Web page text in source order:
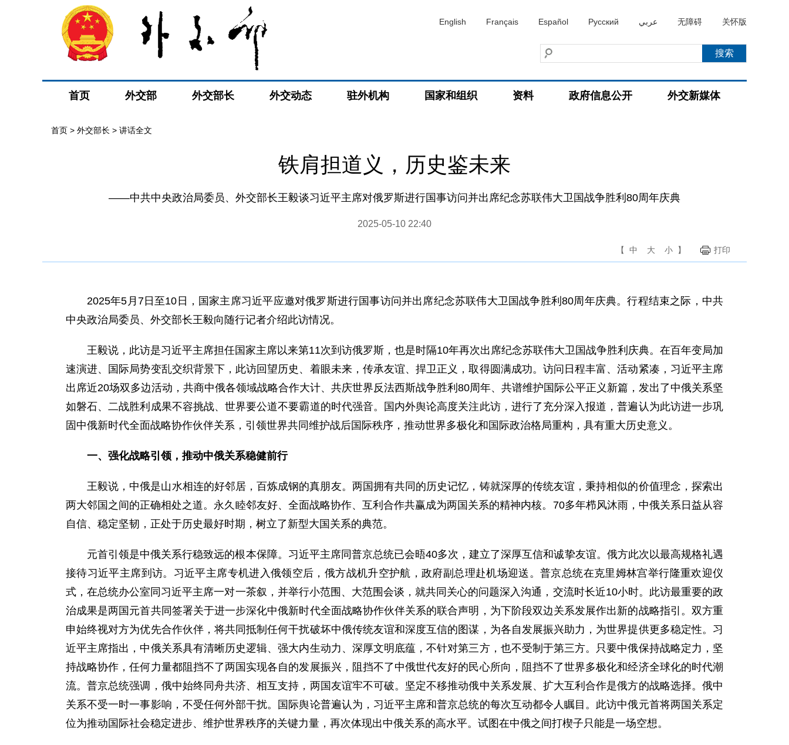
English Français Español Русский عربي 无障碍 关怀版
首页 外交部 外交部长 外交动态 驻外机构 国家和组织 资料 政府信息公开 外交新媒体
首页 > 外交部长 > 讲话全文
铁肩担道义，历史鉴未来
​——中共中央政治局委员、外交部长王毅谈习近平主席对俄罗斯进行国事访问并出席纪念苏联伟大卫国战争胜利80周年庆典
2025-05-10 22:40
【 中 大 小 】 打印
2025年5月7日至10日，国家主席习近平应邀对俄罗斯进行国事访问并出席纪念苏联伟大卫国战争胜利80周年庆典。行程结束之际，中共
中央政治局委员、外交部长王毅向随行记者介绍此访情况。
王毅说，此访是习近平主席担任国家主席以来第11次到访俄罗斯，也是时隔10年再次出席纪念苏联伟大卫国战争胜利庆典。在百年变局加
速演进、国际局势变乱交织背景下，此访回望历史、着眼未来，传承友谊、捍卫正义，取得圆满成功。访问日程丰富、活动紧凑，习近平主席
出席近20场双多边活动，共商中俄各领域战略合作大计、共庆世界反法西斯战争胜利80周年、共谱维护国际公平正义新篇，发出了中俄关系坚
如磐石、二战胜利成果不容挑战、世界要公道不要霸道的时代强音。国内外舆论高度关注此访，进行了充分深入报道，普遍认为此访进一步巩
固中俄新时代全面战略协作伙伴关系，引领世界共同维护战后国际秩序，推动世界多极化和国际政治格局重构，具有重大历史意义。
一、强化战略引领，推动中俄关系稳健前行
王毅说，中俄是山水相连的好邻居，百炼成钢的真朋友。两国拥有共同的历史记忆，铸就深厚的传统友谊，秉持相似的价值理念，探索出
两大邻国之间的正确相处之道。永久睦邻友好、全面战略协作、互利合作共赢成为两国关系的精神内核。70多年栉风沐雨，中俄关系日益从容
自信、稳定坚韧，正处于历史最好时期，树立了新型大国关系的典范。
元首引领是中俄关系行稳致远的根本保障。习近平主席同普京总统已会晤40多次，建立了深厚互信和诚挚友谊。俄方此次以最高规格礼遇
接待习近平主席到访。习近平主席专机进入俄领空后，俄方战机升空护航，政府副总理赴机场迎送。普京总统在克里姆林宫举行隆重欢迎仪
式，在总统办公室同习近平主席一对一茶叙，并举行小范围、大范围会谈，就共同关心的问题深入沟通，交流时长近10小时。此访最重要的政
治成果是两国元首共同签署关于进一步深化中俄新时代全面战略协作伙伴关系的联合声明，为下阶段双边关系发展作出新的战略指引。双方重
申始终视对方为优先合作伙伴，将共同抵制任何干扰破坏中俄传统友谊和深度互信的图谋，为各自发展振兴助力，为世界提供更多稳定性。习
近平主席指出，中俄关系具有清晰历史逻辑、强大内生动力、深厚文明底蕴，不针对第三方，也不受制于第三方。只要中俄保持战略定力，坚
持战略协作，任何力量都阻挡不了两国实现各自的发展振兴，阻挡不了中俄世代友好的民心所向，阻挡不了世界多极化和经济全球化的时代潮
流。普京总统强调，俄中始终同舟共济、相互支持，两国友谊牢不可破。坚定不移推动俄中关系发展、扩大互利合作是俄方的战略选择。俄中
关系不受一时一事影响，不受任何外部干扰。国际舆论普遍认为，习近平主席和普京总统的每次互动都令人瞩目。此访中俄元首将两国关系定
位为推动国际社会稳定进步、维护世界秩序的关键力量，再次体现出中俄关系的高水平。试图在中俄之间打楔子只能是一场空想。